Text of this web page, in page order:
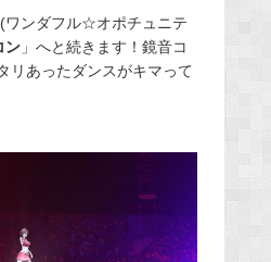
ワンダフル☆オポチュニテ
ン」へと続きます！鏡音コ
リあったダンスがキマって